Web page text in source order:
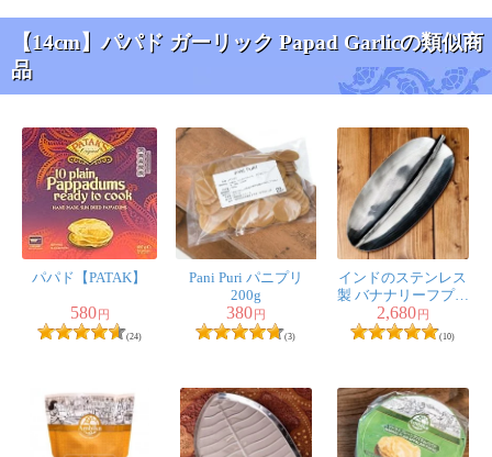
カレーやスープにあわせて食べてます。
はがす時に割れそうになります。
うまくはがす方法があれば教えてください
1人の人が参考になったと言っています
揚げても、炙ってもイケます!?
プレーンタイプより、ご馳走感があります。
野菜サラダの上に、パリパリ砕いて、シーザーサラダ風
【14cm】パパド ガーリック Papad Garlicの類似商
品
パパド【PATAK】
580円
(24)
Pani Puri パニプリ
200g
380円
(3)
インドのステンレス
製 バナナリーフプレ
ート[約31.5cm]
2,680円
(10)